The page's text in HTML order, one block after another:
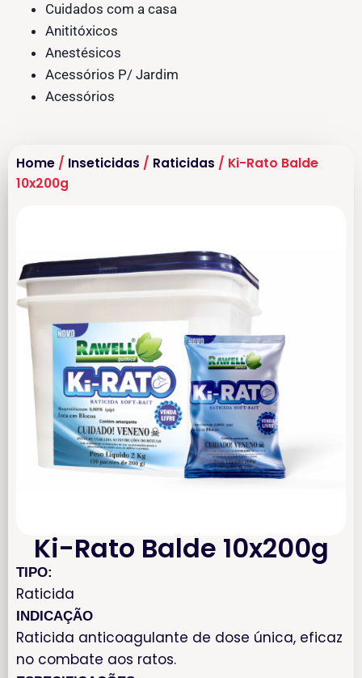
Cuidados com a casa
Anititóxicos
Anestésicos
Acessórios P/ Jardim
Acessórios
Home / Inseticidas / Raticidas / Ki-Rato Balde
10x200g
Ki-Rato Balde 10x200g
TIPO:
Raticida
INDICAÇÃO
Raticida anticoagulante de dose única, eficaz
no combate aos ratos.